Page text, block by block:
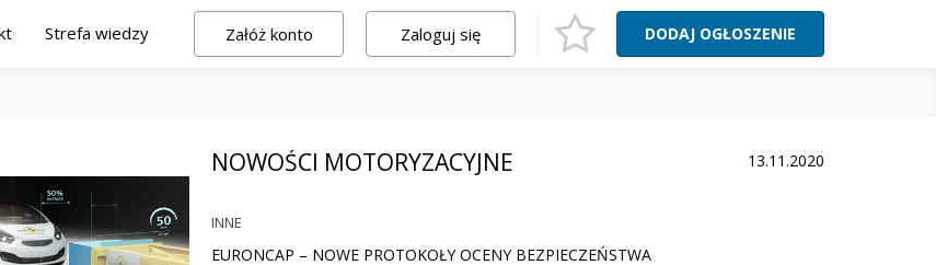
Strefa wiedzy DODAJ OGŁOSZENIE
Załóż konto Zaloguj się
13.11.2020
NOWOŚCI MOTORYZACYJNE
INNE
EURONCAP – NOWE PROTOKOŁY OCENY BEZPIECZEŃSTWA